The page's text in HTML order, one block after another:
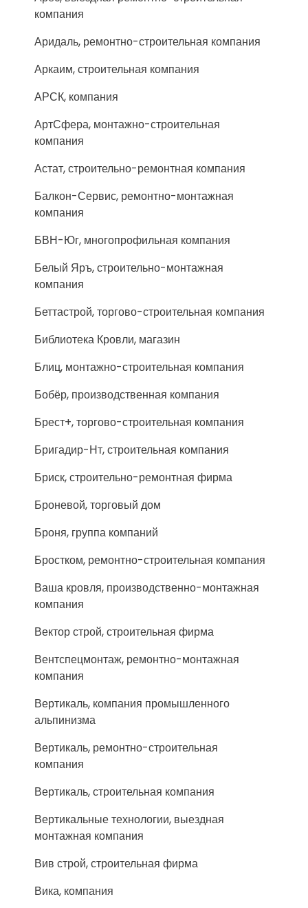
компания
Аридаль, ремонтно-строительная компания
Аркаим, строительная компания
АРСК, компания
АртСфера, монтажно-строительная
компания
Астат, строительно-ремонтная компания
Балкон-Сервис, ремонтно-монтажная
компания
БВН-Юг, многопрофильная компания
Белый Яръ, строительно-монтажная
компания
Беттастрой, торгово-строительная компания
Библиотека Кровли, магазин
Блиц, монтажно-строительная компания
Бобёр, производственная компания
Брест+, торгово-строительная компания
Бригадир-Нт, строительная компания
Бриск, строительно-ремонтная фирма
Броневой, торговый дом
Броня, группа компаний
Бростком, ремонтно-строительная компания
Ваша кровля, производственно-монтажная
компания
Вектор строй, строительная фирма
Вентспецмонтаж, ремонтно-монтажная
компания
Вертикаль, компания промышленного
альпинизма
Вертикаль, ремонтно-строительная
компания
Вертикаль, строительная компания
Вертикальные технологии, выездная
монтажная компания
Вив строй, строительная фирма
Вика, компания